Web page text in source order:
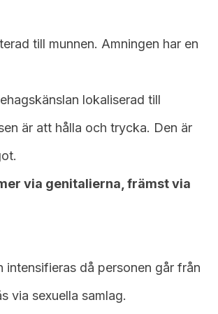
till munnen. Amningen har en
lokaliserad till
är att hålla och trycka. Den är
via genitalierna, främst via
intensifieras då personen går från
via sexuella samlag.